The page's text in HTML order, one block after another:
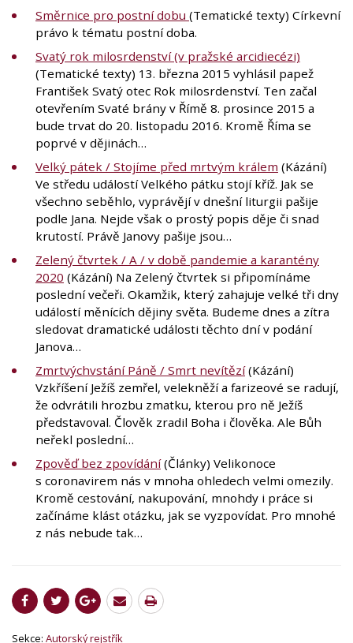
Směrnice pro postní dobu (Tematické texty) Církevní
právo k tématu postní doba.
Svatý rok milosrdenství (v pražské arcidiecézi)
(Tematické texty) 13. března 2015 vyhlásil papež
František Svatý otec Rok milosrdenství. Ten začal
otevřením Svaté brány v Římě 8. prosince 2015 a
bude trvat do 20. listopadu 2016. Kromě Říma se
poprvé v dějinách…
Velký pátek / Stojíme před mrtvým králem (Kázání)
Ve středu událostí Velkého pátku stojí kříž. Jak se
všechno seběhlo, vyprávějí v dnešní liturgii pašije
podle Jana. Nejde však o prostý popis děje či snad
krutostí. Právě Janovy pašije jsou…
Zelený čtvrtek / A / v době pandemie a karantény
2020 (Kázání) Na Zelený čtvrtek si připomínáme
poslední večeři. Okamžik, který zahajuje velké tři dny
událostí měnících dějiny světa. Budeme dnes a zítra
sledovat dramatické události těchto dní v podání
Janova…
Zmrtvýchvstání Páně / Smrt nevítězí(Kázání)
Vzkříšení Ježíš zemřel, velekněží a farizeové se radují,
že odvrátili hrozbu zmatku, kterou pro ně Ježíš
představoval. Člověk zradil Boha i člověka. Ale Bůh
neřekl poslední…
Zpověď bez zpovídání(Články) Velikonoce
s coronavirem nás v mnoha ohledech velmi omezily.
Kromě cestování, nakupování, mnohdy i práce si
začínáme klást otázku, jak se vyzpovídat. Pro mnohé
z nás nebude tak…
Sekce: Autorský rejstřík